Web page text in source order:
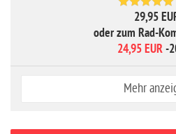
29,95
oder zum Rad-
24,95 EUR -
Mehr